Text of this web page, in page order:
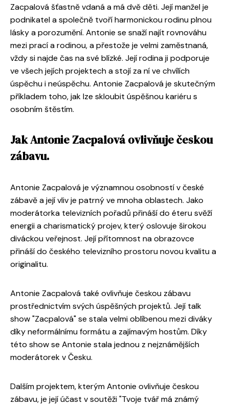
Zacpalová šťastně vdaná a má dvě děti. Její manžel je
podnikatel a společně tvoří harmonickou rodinu plnou
lásky a porozumění. Antonie se snaží najít rovnováhu
mezi prací a rodinou, a přestože je velmi zaměstnaná,
vždy si najde čas na své blízké. Její rodina ji podporuje
ve všech jejích projektech a stojí za ní ve chvílích
úspěchu i neúspěchu. Antonie Zacpalová je skutečným
příkladem toho, jak lze skloubit úspěšnou kariéru s
osobním štěstím.
Jak Antonie Zacpalová ovlivňuje českou
zábavu.
Antonie Zacpalová je významnou osobností v české
zábavě a její vliv je patrný ve mnoha oblastech. Jako
moderátorka televizních pořadů přináší do éteru svěží
energii a charismatický projev, který oslovuje širokou
diváckou veřejnost. Její přítomnost na obrazovce
přináší do českého televizního prostoru novou kvalitu a
originalitu.
Antonie Zacpalová také ovlivňuje českou zábavu
prostřednictvím svých úspěšných projektů. Její talk
show "Zacpalová" se stala velmi oblíbenou mezi diváky
díky neformálnímu formátu a zajímavým hostům. Díky
této show se Antonie stala jednou z nejznámějších
moderátorek v Česku.
Dalším projektem, kterým Antonie ovlivňuje českou
zábavu, je její účast v soutěži "Tvoje tvář má známý